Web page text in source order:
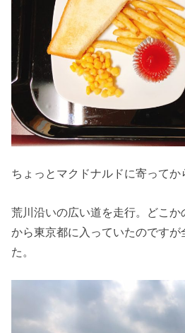
ちょっとマクドナルドに寄ってか
荒川沿いの広い道を走行。どこ
から東京都に入っていたのですが
た。